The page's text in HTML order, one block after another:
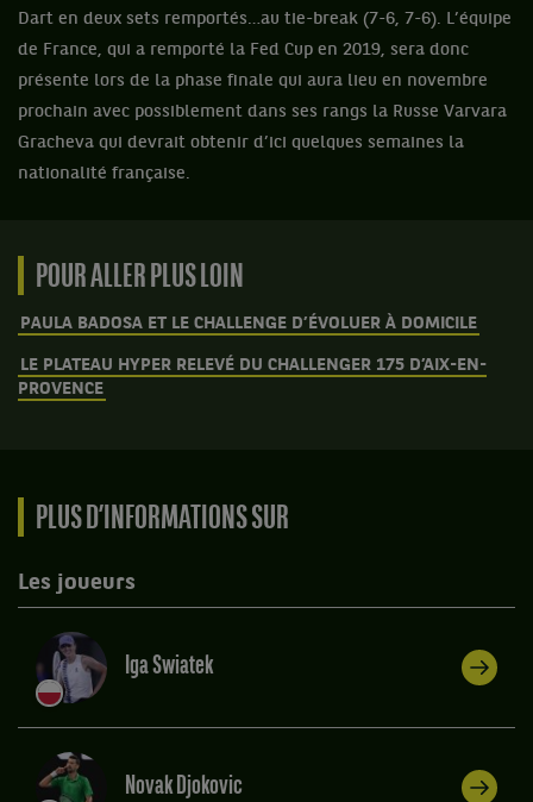
Dart en deux sets remportés…au tie-break (7-6, 7-6). L’équipe
de France, qui a remporté la Fed Cup en 2019, sera donc
présente lors de la phase finale qui aura lieu en novembre
prochain avec possiblement dans ses rangs la Russe Varvara
Gracheva qui devrait obtenir d’ici quelques semaines la
nationalité française.
POUR ALLER PLUS LOIN
PAULA BADOSA ET LE CHALLENGE D’ÉVOLUER À DOMICILE
LE PLATEAU HYPER RELEVÉ DU CHALLENGER 175 D’AIX-EN-
PROVENCE
PLUS D’INFORMATIONS SUR
Les joueurs
Iga Swiatek
Novak Djokovic